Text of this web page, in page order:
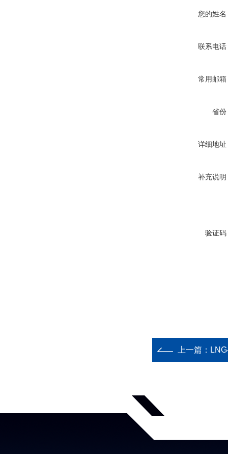
您的姓名
联系电话
常用邮箱
省份
详细地址
补充说明
验证码
上一篇：